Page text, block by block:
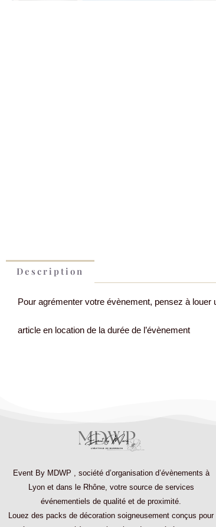
Description
Pour agrémenter votre évènement, pensez à louer
article en location de la durée de l’évènement
Event By MDWP , société d’organisation d’évènements à
Lyon et dans le Rhône, votre source de services
événementiels de qualité et de proximité.
Louez des packs de décoration soigneusement conçus pour